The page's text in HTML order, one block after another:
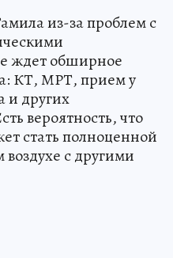
из-за проблем с
ждет обширное
КТ, МРТ, прием у
и других
вероятность, что
стать полноценной
с другими